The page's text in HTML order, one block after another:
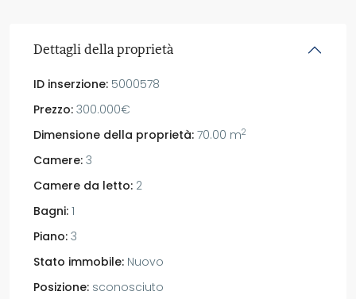
Dettagli della proprietà
ID inserzione: 5000578
Prezzo: 300.000€
Dimensione della proprietà: 70.00 m2
Camere: 3
Camere da letto: 2
Bagni: 1
Piano: 3
Stato immobile: Nuovo
Posizione: sconosciuto